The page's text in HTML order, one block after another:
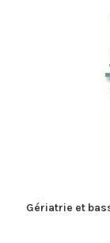
Gériatrie et